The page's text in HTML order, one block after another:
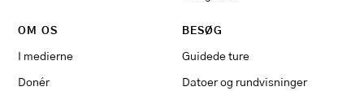
OM OS
I medierne
Donér
BESØG
Guidede ture
Datoer og rundvisninger